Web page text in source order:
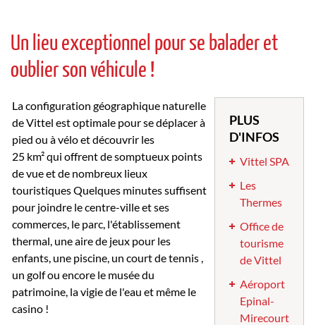
Un lieu exceptionnel pour se balader et
oublier son véhicule !
La configuration géographique naturelle
de Vittel est optimale pour se déplacer à
pied ou à vélo et découvrir les
25 km² qui offrent de somptueux points
de vue et de nombreux lieux
touristiques Quelques minutes suffisent
pour joindre le centre-ville et ses
commerces, le parc, l'établissement
thermal, une aire de jeux pour les
enfants, une piscine, un court de tennis ,
un golf ou encore le musée du
patrimoine, la vigie de l'eau et même le
casino !
PLUS
D'INFOS
Vittel SPA
Les
Thermes
Office de
tourisme
de Vittel
Aéroport
Epinal-
Mirecourt